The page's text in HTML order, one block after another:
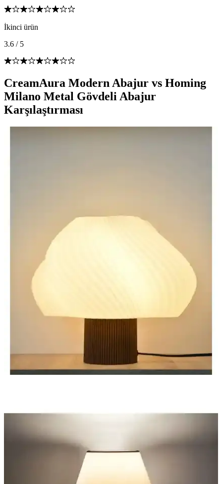
İkinci ürün
3.6 / 5
CreamAura Modern Abajur vs Homing
Milano Metal Gövdeli Abajur
Karşılaştırması